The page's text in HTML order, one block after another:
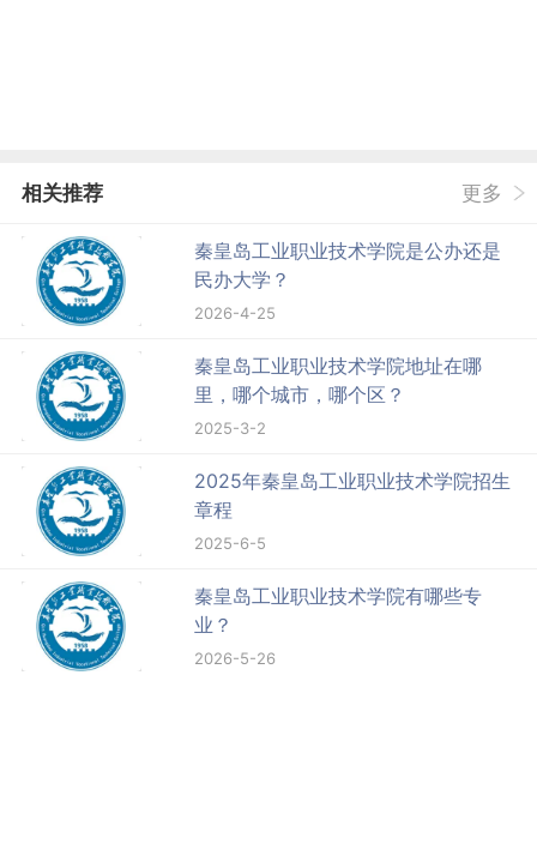
相关推荐 更多
秦皇岛工业职业技术学院是公办还是
民办大学？
2026-4-25
秦皇岛工业职业技术学院地址在哪
里，哪个城市，哪个区？
2025-3-2
2025年秦皇岛工业职业技术学院招生
章程
2025-6-5
秦皇岛工业职业技术学院有哪些专
业？
2026-5-26